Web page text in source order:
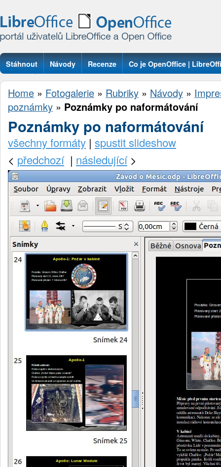
Stáhnout Návody Recenze Co je OpenOffice |
Otázky
Home » Fotogalerie » Rubriky » Návody »
poznámky » Poznámky po naformátování
Poznámky po naformátování
všechny formáty | spustit slideshow
< předchozí| následující>